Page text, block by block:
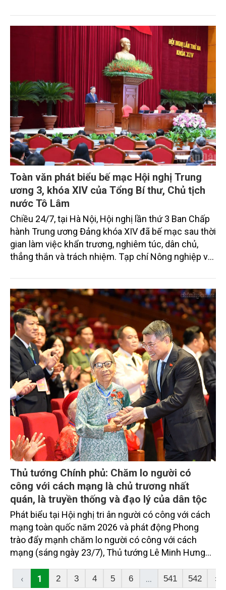
được bầu làm Chủ tịch UBND tỉnh.
Toàn văn phát biểu bế mạc Hội nghị Trung
ương 3, khóa XIV của Tổng Bí thư, Chủ tịch
nước Tô Lâm
Chiều 24/7, tại Hà Nội, Hội nghị lần thứ 3 Ban Chấp
hành Trung ương Đảng khóa XIV đã bế mạc sau thời
gian làm việc khẩn trương, nghiêm túc, dân chủ,
thẳng thắn và trách nhiệm. Tạp chí Nông nghiệp và
biểu của Tổng Bí thư, Chủ tịch nước Tô Lâm bế mạc
hội nghị.
Thủ tướng Chính phủ: Chăm lo người có
công với cách mạng là chủ trương nhất
quán, là truyền thống và đạo lý của dân tộc
Phát biểu tại Hội nghị tri ân người có công với cách
mạng toàn quốc năm 2026 và phát động Phong
trào đẩy mạnh chăm lo người có công với cách
mạng (sáng ngày 23/7), Thủ tướng Lê Minh Hưng
luôn xác định chăm lo người có công với cách
‹ 1 2 3 4 5 6 ... 541 542 ›